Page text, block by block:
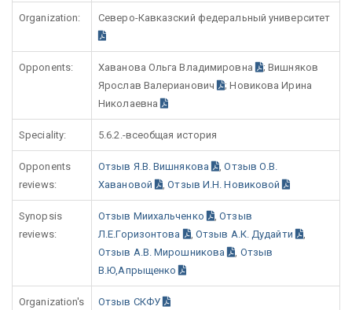
Organization: Северо-Кавказский федеральный университет
Opponents: Хаванова Ольга Владимировна
; Вишняков
Ярослав Валерианович
; Новикова Ирина
Николаевна
Speciality: 5.6.2.-всеобщая история
Opponents
reviews:
Отзыв Я.В. Вишнякова ,Отзыв О.В.
Хавановой
,Отзыв И.Н. Новиковой
Synopsis
reviews:
Отзыв Миихальченко ,Отзыв
Л.Е.Горизонтова
, Отзыв А.К. Дудайти
,
Отзыв А.В. Мирошникова
, Отзыв
В.Ю,Апрыщенко
Organization's
Отзыв СКФУ